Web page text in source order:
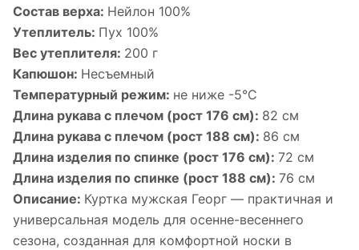
Состав верха: Нейлон 100%
Утеплитель: Пух 100%
Вес утеплителя: 200 г
Капюшон: Несъемный
Температурный режим: не ниже -5°С
Длина рукава с плечом (рост 176 см): 82 см
Длина рукава с плечом (рост 188 см): 86 см
Длина изделия по спинке (рост 176 см): 72 см
Длина изделия по спинке (рост 188 см): 76 см
Описание: Куртка мужская Георг — практичная и
универсальная модель для осенне-весеннего
сезона, созданная для комфортной носки в